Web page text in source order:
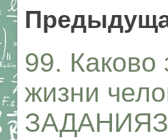
99. Каково
жизни